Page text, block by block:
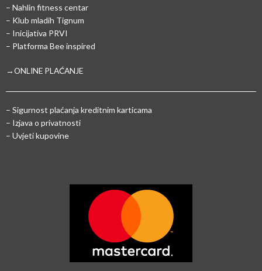
– Nahlin fitness centar
– Klub mladih Tignum
– Inicijativa PRVI
– Platforma Bee inspired
→ONLINE PLAĆANJE
– Sigurnost plaćanja kreditnim karticama
– Izjava o privatnosti
– Uvjeti kupovine